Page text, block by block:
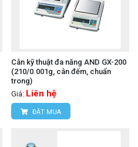
Cân kỹ thuật đa năng AND GX-200
(210/0.001g, cân đếm, chuẩn
trong)
Giá: Liên hệ
ĐẶT MUA